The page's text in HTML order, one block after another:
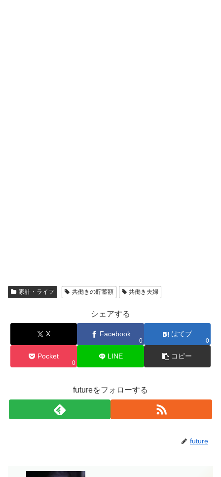
家計・ライフ 共働きの貯蓄額 共働き夫婦
シェアする
X Facebook
0
はてブ
0
Pocket
0
LINE コピー
futureをフォローする
future